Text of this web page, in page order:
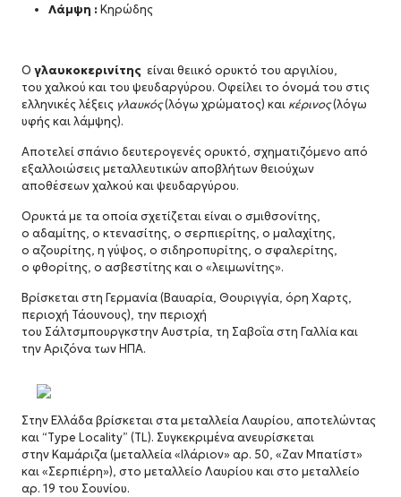
Λάμψη :Κηρώδης
Ογλαυκοκερινίτης είναι θειικό ορυκτό του αργιλίου,
του χαλκού και του ψευδαργύρου. Οφείλει το όνομά του στις
ελληνικές λέξεις γλαυκός(λόγω χρώματος) και κέρινος(λόγω
υφής και λάμψης).
Αποτελεί σπάνιο δευτερογενές ορυκτό, σχηματιζόμενο από
εξαλλοιώσεις μεταλλευτικών αποβλήτων θειούχων
αποθέσεων χαλκού και ψευδαργύρου.
Ορυκτά με τα οποία σχετίζεται είναι ο σμιθσονίτης,
ο αδαμίτης, ο κτενασίτης, ο σερπιερίτης, ο μαλαχίτης,
ο αζουρίτης, η γύψος, ο σιδηροπυρίτης, ο σφαλερίτης,
ο φθορίτης, ο ασβεστίτης και ο «λειμωνίτης».
Βρίσκεται στη Γερμανία (Βαυαρία, Θουριγγία, όρη Χαρτς,
περιοχή Τάουνους), την περιοχή
του Σάλτσμπουργκστην Αυστρία, τη Σαβοΐα στη Γαλλία και
την Αριζόνα των ΗΠΑ.
Στην Ελλάδα βρίσκεται στα μεταλλεία Λαυρίου, αποτελώντας
και “Type Locality” (TL). Συγκεκριμένα ανευρίσκεται
στην Καμάριζα (μεταλλεία «Ιλάριον» αρ. 50, «Ζαν Μπατίστ»
και «Σερπιέρη»), στο μεταλλείο Λαυρίου και στο μεταλλείο
αρ. 19 του Σουνίου.